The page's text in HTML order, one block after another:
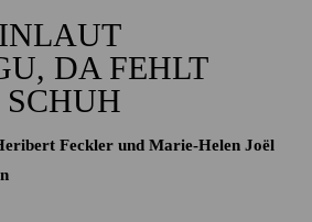
DA FEHLT
Feckler und Marie-Helen Joël